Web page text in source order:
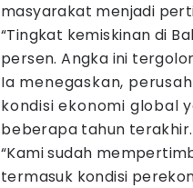
masyarakat menjadi
“Tingkat kemiskinan di
persen. Angka ini
Ia menegaskan,
kondisi ekonomi global
beberapa tahun terakhir.
“Kami sudah
termasuk kondisi